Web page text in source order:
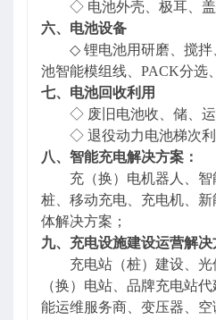
◇ 电池外壳、极耳、盖
六、电池设备
◇ 锂电池用研磨、搅
池智能模组线、 PACK分选
七、电池回收利用
◇ 废旧电池收、储、运
◇ 退役动力电池梯次利
八、 智能充电解决方案：
充（换）电机器人、
桩、移动充电、充电机、
体解决方案；
九、 充电设施建设运营解决
充电站（桩）建设、光
（换）电站、品牌充电站
能运维服务商、变压器、